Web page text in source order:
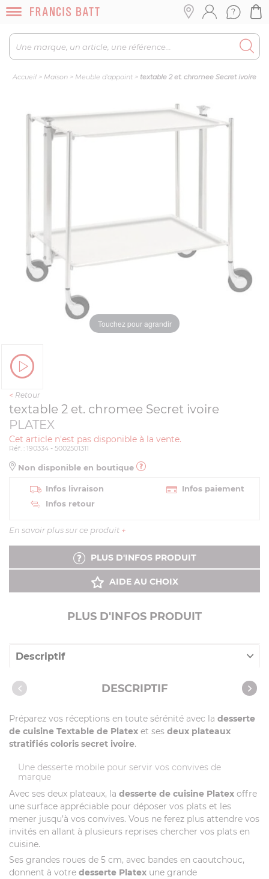
Accueil > Maison > Meuble d'appoint > textable 2 et. chromee Secret ivoire
Touchez pour agrandir
< Retour
textable 2 et. chromee Secret ivoire
PLATEX
Cet article n'est pas disponible à la vente.
Réf. : 190334 - 5002501311
Non disponible en boutique
Infos livraison
Infos paiement
Infos retour
En savoir plus sur ce produit +
PLUS D'INFOS PRODUIT
AIDE AU CHOIX
PLUS D'INFOS PRODUIT
Descriptif
Vidéos DESCRIPTIF
Préparez vos réceptions en toute sérénité avec la desserte
de cuisine Textable de Platex et ses deux plateaux
stratifiés coloris secret ivoire.
Une desserte mobile pour servir vos convives de
marque
Avec ses deux plateaux, la desserte de cuisine Platex offre
une surface appréciable pour déposer vos plats et les
mener jusqu’à vos convives. Vous ne ferez plus attendre vos
invités en allant à plusieurs reprises chercher vos plats en
cuisine.
Ses grandes roues de 5 cm, avec bandes en caoutchouc,
donnent à votre desserte Platex une grande